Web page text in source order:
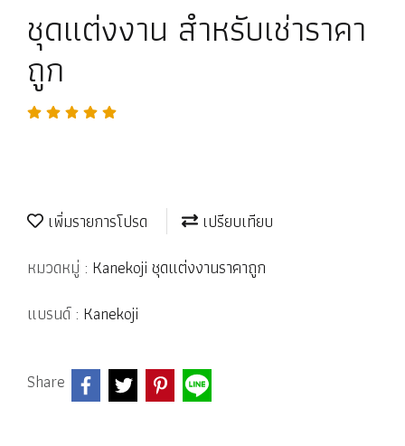
ชุดแต่งงาน สำหรับเช่าราคา
ถูก
เพิ่มรายการโปรด
เปรียบเทียบ
หมวดหมู่ : Kanekoji ชุดแต่งงานราคาถูก
แบรนด์ : Kanekoji
Share